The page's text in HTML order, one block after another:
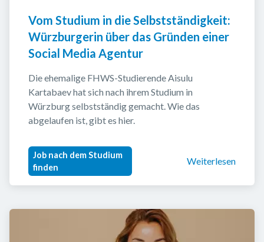
Vom Studium in die Selbstständigkeit:
Würzburgerin über das Gründen einer
Social Media Agentur
Die ehemalige FHWS-Studierende Aisulu
Kartabaev hat sich nach ihrem Studium in
Würzburg selbstständig gemacht. Wie das
abgelaufen ist, gibt es hier.
Job nach dem Studium
finden
Weiterlesen